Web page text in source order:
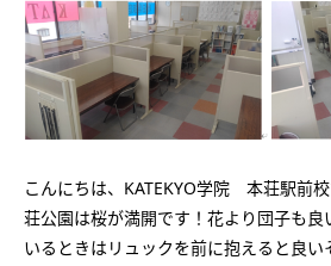
入試情報
高校入試 ／ 大学入試［ 推薦入
スト ］
よくあるご質問
採用情報
講師募集／営業員・事務員募
会社概要
プライバシーポリシー
こんにちは、KATEKYO学院 本荘駅前
荘公園は桜が満開です！花より団子も良
いるときはリュックを前に抱えると良い